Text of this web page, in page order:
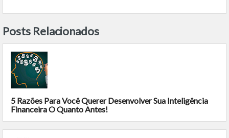
Posts Relacionados
5 Razões Para Você Querer Desenvolver Sua Inteligência
Financeira O Quanto Antes!